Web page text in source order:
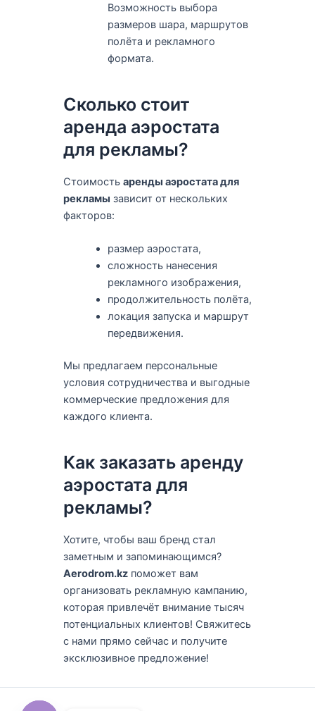
Возможность выбора
размеров шара, маршрутов
полёта и рекламного
формата.
Сколько стоит
аренда аэростата
для рекламы?
Стоимость аренды аэростата для
рекламы зависит от нескольких
факторов:
размер аэростата,
сложность нанесения
рекламного изображения,
продолжительность полёта,
локация запуска и маршрут
передвижения.
Мы предлагаем персональные
условия сотрудничества и выгодные
коммерческие предложения для
каждого клиента.
Как заказать аренду
аэростата для
рекламы?
Хотите, чтобы ваш бренд стал
заметным и запоминающимся?
Aerodrom.kzпоможет вам
организовать рекламную кампанию,
которая привлечёт внимание тысяч
потенциальных клиентов! Свяжитесь
с нами прямо сейчас и получите
эксклюзивное предложение!